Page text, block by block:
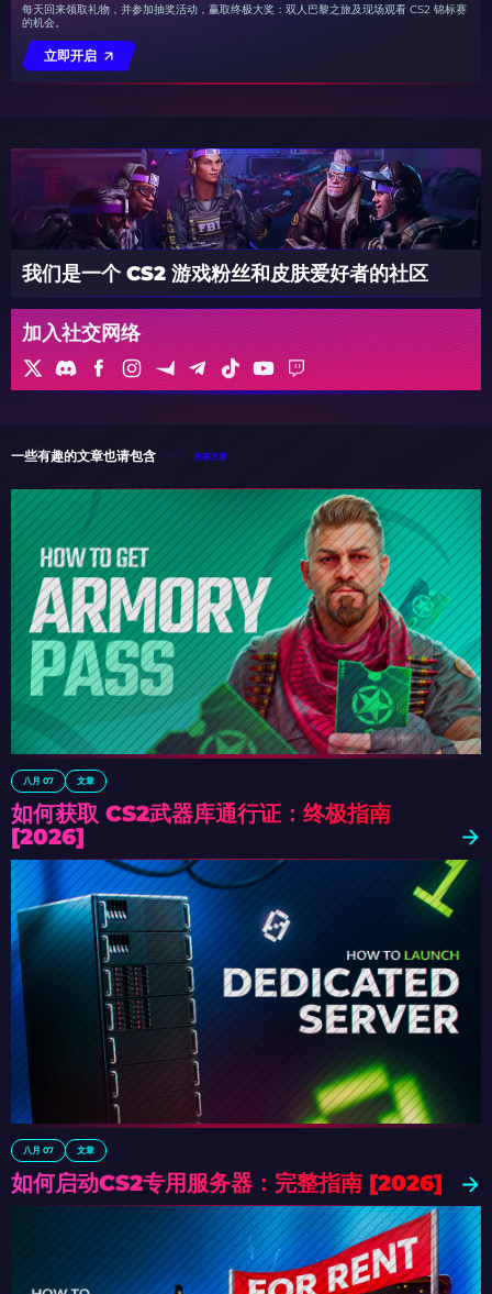
每天回来领取礼物，并参加抽奖活动，赢取终极大奖：双人巴黎之旅及现场观看 CS2 锦标赛
的机会。
立即开启
我们是一个 CS2 游戏粉丝和皮肤爱好者的社区
加入社交网络
一些有趣的文章也请包含 所有文章
八月 07 文章
如何获取 CS2武器库通行证：终极指南
[2026]
八月 07 文章
如何启动CS2专用服务器：完整指南 [2026]